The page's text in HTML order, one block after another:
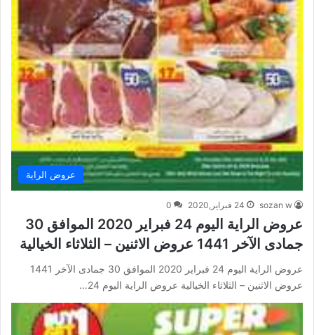
عروض الراية
sozan w 24 فبراير,2020 0
عروض الراية اليوم 24 فبراير 2020 الموافق 30
جمادى الآخر 1441 عروض الاثنين – الثلاثاء الخيالية
عروض الراية اليوم 24 فبراير 2020 الموافق 30 جمادى الآخر 1441
عروض الاثنين – الثلاثاء الخيالية عروض الراية اليوم 24…